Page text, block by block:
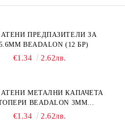
ПРЕДПАЗИТЕЛИ ЗА
BEADALON (12 БР)
€1.34 2.62лв.
МЕТАЛНИ КАПАЧЕТА
BEADALON 3ММ
€1.34 2.62лв.